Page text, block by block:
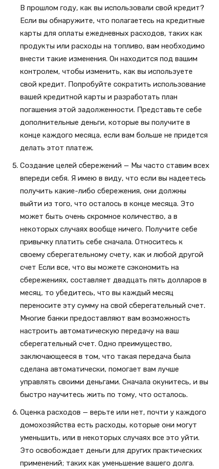
В прошлом году, как вы использовали свой кредит?
Если вы обнаружите, что полагаетесь на кредитные
карты для оплаты ежедневных расходов, таких как
продукты или расходы на топливо, вам необходимо
внести такие изменения. Он находится под вашим
контролем, чтобы изменить, как вы используете
свой кредит. Попробуйте сократить использование
вашей кредитной карты и разработать план
погашения этой задолженности. Представьте себе
дополнительные деньги, которые вы получите в
конце каждого месяца, если вам больше не придется
делать этот платеж.
Создание целей сбережений — Мы часто ставим всех
впереди себя. Я имею в виду, что если вы надеетесь
получить какие-либо сбережения, они должны
выйти из того, что осталось в конце месяца. Это
может быть очень скромное количество, а в
некоторых случаях вообще ничего. Получите себе
привычку платить себе сначала. Относитесь к
своему сберегательному счету, как и любой другой
счет Если все, что вы можете сэкономить на
сбережениях, составляет двадцать пять долларов в
месяц, то убедитесь, что вы каждый месяц
переносите эту сумму на свой сберегательный счет.
Многие банки предоставляют вам возможность
настроить автоматическую передачу на ваш
сберегательный счет. Одно преимущество,
заключающееся в том, что такая передача была
сделана автоматически, помогает вам лучше
управлять своими деньгами. Сначала окунитесь, и вы
быстро научитесь жить по тому, что осталось.
Оценка расходов — верьте или нет, почти у каждого
домохозяйства есть расходы, которые они могут
уменьшить, или в некоторых случаях все это уйти.
Это освобождает деньги для других практических
применений; таких как уменьшение вашего долга.